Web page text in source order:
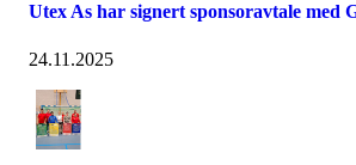
Utex As har signert sponsoravtale med
24.11.2025